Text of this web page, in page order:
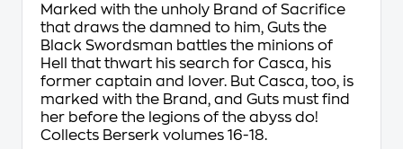
Marked with the unholy Brand of Sacrifice
that draws the damned to him, Guts the
Black Swordsman battles the minions of
Hell that thwart his search for Casca, his
former captain and lover. But Casca, too, is
marked with the Brand, and Guts must find
her before the legions of the abyss do!
Collects Berserk volumes 16-18.